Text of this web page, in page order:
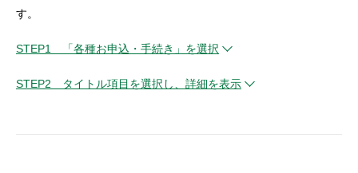
す。
STEP1 「各種お申込・手続き」を選択
STEP2 タイトル項目を選択し、詳細を表示